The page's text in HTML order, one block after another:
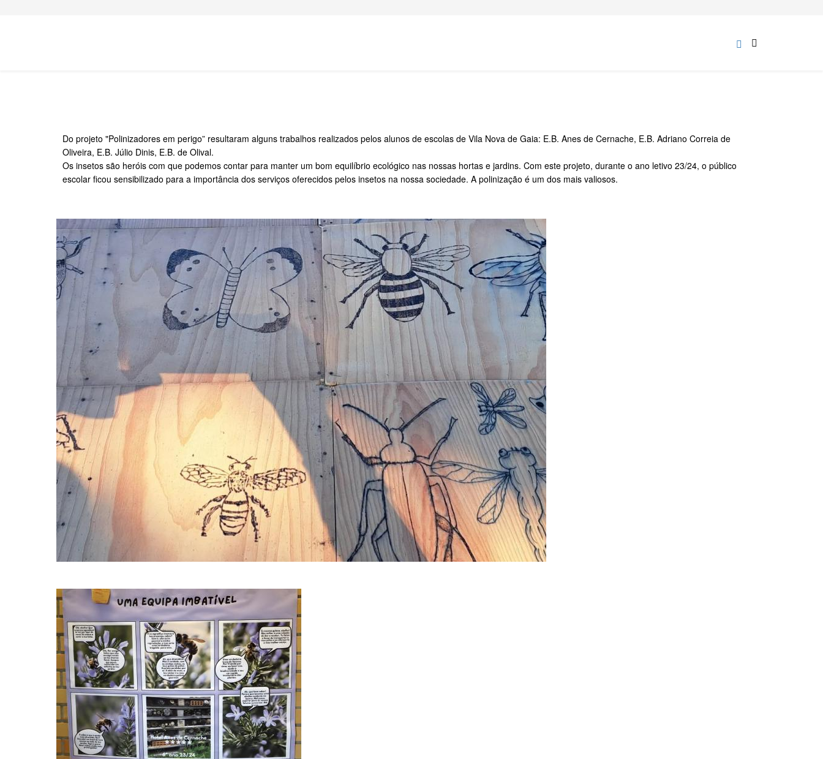
Do projeto "Polinizadores em perigo” resultaram alguns trabalhos realizados pelos alunos de escolas de Vila Nova de Gaia: E.B. Anes de Cernache, E.B. Adriano Correia de
Oliveira, E.B. Júlio Dinis, E.B. de Olival.
Os insetos são heróis com que podemos contar para manter um bom equilíbrio ecológico nas nossas hortas e jardins. Com este projeto, durante o ano letivo 23/24, o público
escolar ficou sensibilizado para a importância dos serviços oferecidos pelos insetos na nossa sociedade. A polinização é um dos mais valiosos.